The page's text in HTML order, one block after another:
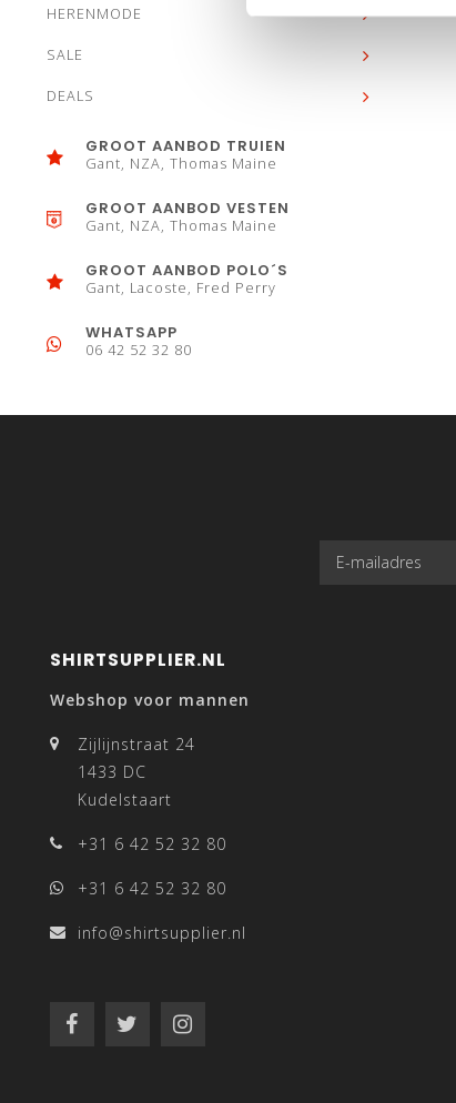
HERENMODE
SALE
DEALS
GROOT AANBOD TRUIEN
Gant, NZA, Thomas Maine
GROOT AANBOD VESTEN
Gant, NZA, Thomas Maine
GROOT AANBOD POLO´S
Gant, Lacoste, Fred Perry
WHATSAPP
06 42 52 32 80
SHIRTSUPPLIER.NL
Webshop voor mannen
Zijlijnstraat 24
1433 DC
Kudelstaart
+31 6 42 52 32 80
+31 6 42 52 32 80
info@shirtsupplier.nl